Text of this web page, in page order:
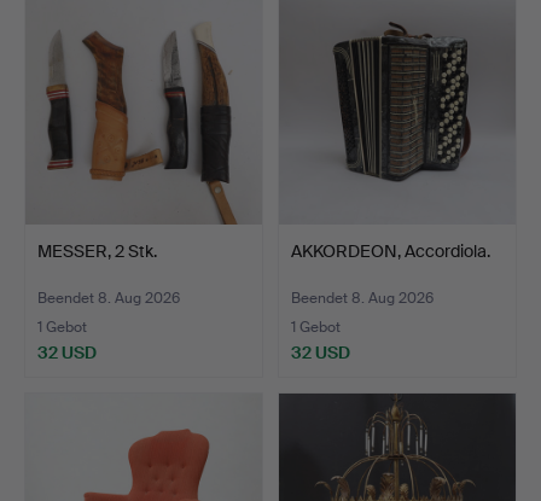
MESSER, 2 Stk.
Beendet 8. Aug 2026
1 Gebot
32 USD
AKKORDEON, Accordiola.
Beendet 8. Aug 2026
1 Gebot
32 USD